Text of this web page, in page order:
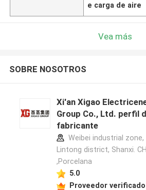
e carga de aire
Vea más
SOBRE NOSOTROS
Xi'an Xigao
Group Co., Ltd. perfil
fabricante
Weibei industrial zone,
Lintong district, Shanxi.
,Porcelana
5.0
Proveedor verificado